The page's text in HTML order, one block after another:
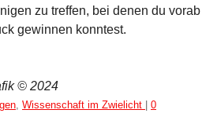
zu treffen, bei denen du vorab
gewinnen konntest.
© 2024
, Wissenschaft im Zwielicht
0